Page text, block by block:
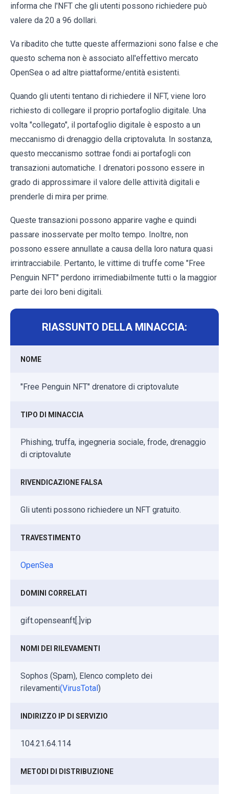
informa che l'NFT che gli utenti possono richiedere può
valere da 20 a 96 dollari.
Va ribadito che tutte queste affermazioni sono false e che
questo schema non è associato all'effettivo mercato
OpenSea o ad altre piattaforme/entità esistenti.
Quando gli utenti tentano di richiedere il NFT, viene loro
richiesto di collegare il proprio portafoglio digitale. Una
volta "collegato", il portafoglio digitale è esposto a un
meccanismo di drenaggio della criptovaluta. In sostanza,
questo meccanismo sottrae fondi ai portafogli con
transazioni automatiche. I drenatori possono essere in
grado di approssimare il valore delle attività digitali e
prenderle di mira per prime.
Queste transazioni possono apparire vaghe e quindi
passare inosservate per molto tempo. Inoltre, non
possono essere annullate a causa della loro natura quasi
irrintracciabile. Pertanto, le vittime di truffe come "Free
Penguin NFT" perdono irrimediabilmente tutti o la maggior
parte dei loro beni digitali.
RIASSUNTO DELLA MINACCIA:
NOME
"Free Penguin NFT" drenatore di criptovalute
TIPO DI MINACCIA
Phishing, truffa, ingegneria sociale, frode, drenaggio
di criptovalute
RIVENDICAZIONE FALSA
Gli utenti possono richiedere un NFT gratuito.
TRAVESTIMENTO
OpenSea
DOMINI CORRELATI
gift.openseanft[.]vip
NOMI DEI RILEVAMENTI
Sophos (Spam), Elenco completo dei
rilevamenti(VirusTotal)
INDIRIZZO IP DI SERVIZIO
104.21.64.114
METODI DI DISTRIBUZIONE